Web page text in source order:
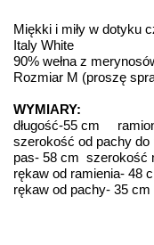
Miękki i miły w dotyku
Italy White
90% wełna z
Rozmiar M (proszę
WYMIARY:
długość-55 cm
szerokość od pachy do
pas- 58 cm szerokość
rękaw od ramienia- 48
rękaw od pachy- 35 cm